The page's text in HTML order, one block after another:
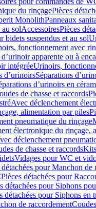
du rinçagePièces
MonolithPanneaux
solAccessoiresPièces
bidets suspendus et au sol
fonctionnement avec
apparente ou à
intégréeUrinoirs,
d’urinoirsSéparations
d’urinoirs en
de chasse et raccords
Avec déclenchement
alimentation par piles
pneumatique du rinçage
électronique du rinçage,
déclenchement
de chasse et raccords
Vidages pour WC et
détachées pour Manchon de
Pièces détachées pour
détachées pour Siphons
détachées pour Siphons en
de raccordement